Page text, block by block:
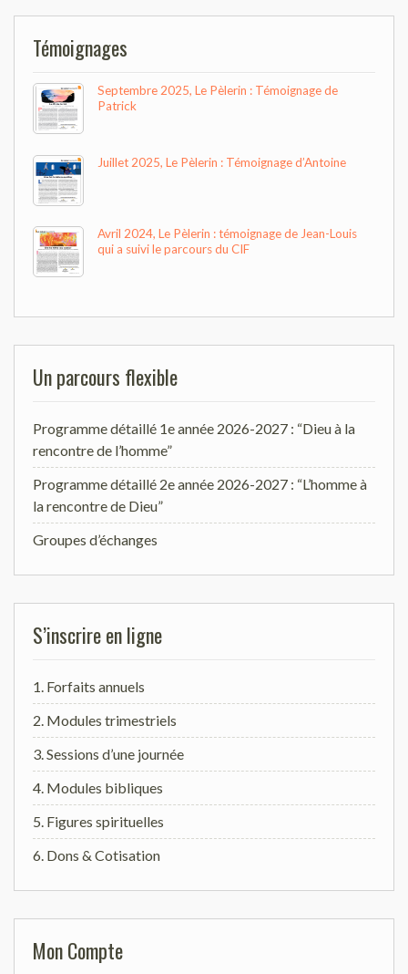
Témoignages
Septembre 2025, Le Pèlerin : Témoignage de
Patrick
Juillet 2025, Le Pèlerin : Témoignage d’Antoine
Avril 2024, Le Pèlerin : témoignage de Jean-Louis
qui a suivi le parcours du CIF
Un parcours flexible
Programme détaillé 1e année 2026-2027 : “Dieu à la
rencontre de l’homme”
Programme détaillé 2e année 2026-2027 : “L’homme à
la rencontre de Dieu”
Groupes d’échanges
S’inscrire en ligne
1. Forfaits annuels
2. Modules trimestriels
3. Sessions d’une journée
4. Modules bibliques
5. Figures spirituelles
6. Dons & Cotisation
Mon Compte